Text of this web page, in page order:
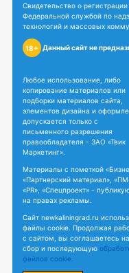
Свидетельство о
Федеральной службой по
технологий и массовых
18+ Данный сайт не
Любое использование, либо
копирование материалов или
подборки материалов сайта,
элементов дизайна и
допускается только с
письменного разрешения
правообладателя - ЗАО «Твик
Маркетинг».
Материалы с пометкой
«Партнерский материал»,
«PR», «Спецпроект» -
на правах рекламы.
Сайт newkaliningrad.ru
файлы cookie. Продолжая
с сайтом, вы соглашаетесь на
сбор и последующую
файлов cookie.